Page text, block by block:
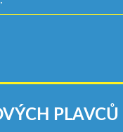
PLAVCŮ